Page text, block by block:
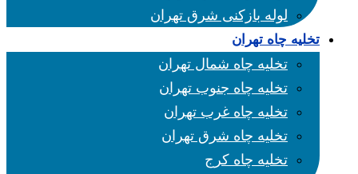
لوله بازکنی شرق تهران
تخلیه چاه تهران
تخلیه چاه شمال تهران
تخلیه چاه جنوب تهران
تخلیه چاه غرب تهران
تخلیه چاه شرق تهران
تخلیه چاه کرج